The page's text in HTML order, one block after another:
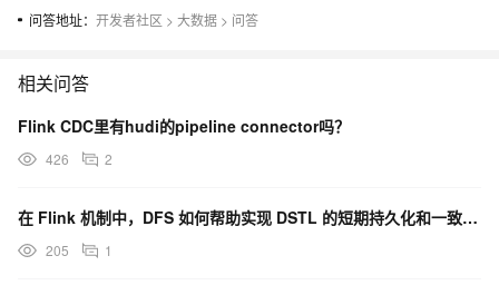
问答地址： 开发者社区 > 大数据 > 问答
相关问答
Flink CDC里有hudi的pipeline connector吗？
426 2
在 Flink 机制中，DFS 如何帮助实现 DSTL 的短期持久化和一致性保证？
205 1